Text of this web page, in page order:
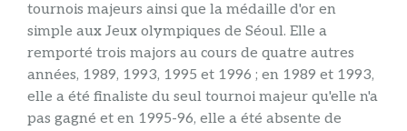
tournois majeurs ainsi que la médaille d'or en
simple aux Jeux olympiques de Séoul. Elle a
remporté trois majors au cours de quatre autres
années, 1989, 1993, 1995 et 1996 ; en 1989 et 1993,
elle a été finaliste du seul tournoi majeur qu'elle n'a
pas gagné et en 1995-96, elle a été absente de